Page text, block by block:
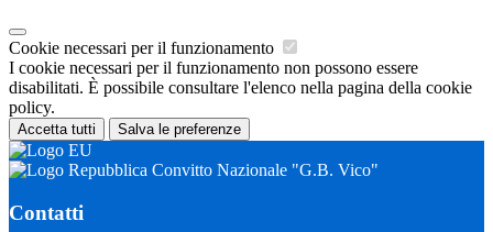
Cookie necessari per il funzionamento
I cookie necessari per il funzionamento non possono essere
disabilitati. È possibile consultare l'elenco nella pagina della cookie
policy.
Accetta tutti Salva le preferenze
Convitto Nazionale "G.B. Vico"
Contatti